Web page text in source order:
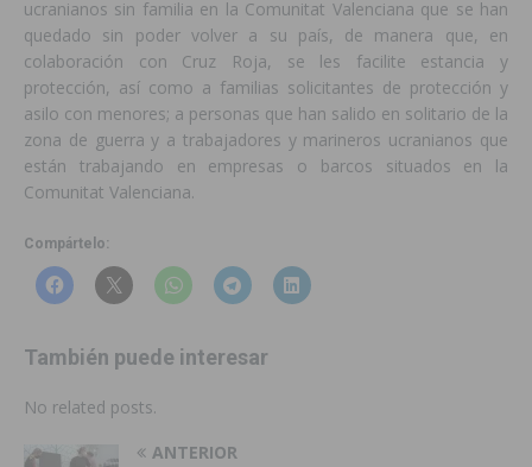
ucranianos sin familia en la Comunitat Valenciana que se han
quedado sin poder volver a su país, de manera que, en
colaboración con Cruz Roja, se les facilite estancia y
protección, así como a familias solicitantes de protección y
asilo con menores; a personas que han salido en solitario de la
zona de guerra y a trabajadores y marineros ucranianos que
están trabajando en empresas o barcos situados en la
Comunitat Valenciana.
Compártelo:
También puede interesar
No related posts.
ANTERIOR